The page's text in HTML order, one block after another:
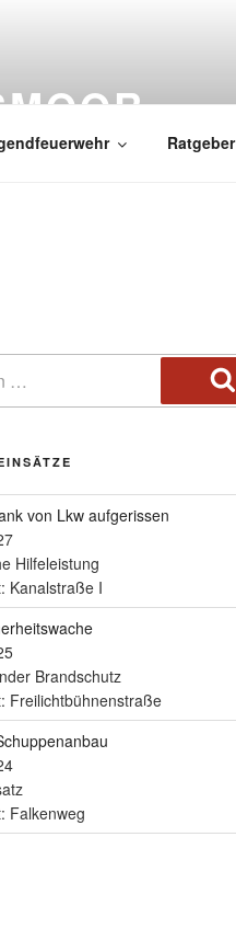
Ratgeber
von Lkw aufgerissen
Hilfeleistung
Kanalstraße I
Brandschutz
Freilichtbühnenstraße
Falkenweg